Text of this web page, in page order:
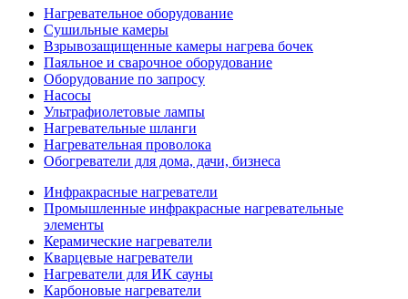
Нагревательное оборудование
Сушильные камеры
Взрывозащищенные камеры нагрева бочек
Паяльное и сварочное оборудование
Оборудование по запросу
Насосы
Ультрафиолетовые лампы
Нагревательные шланги
Нагревательная проволока
Обогреватели для дома, дачи, бизнеса
Инфракрасные нагреватели
Промышленные инфракрасные нагревательные
элементы
Керамические нагреватели
Кварцевые нагреватели
Нагреватели для ИК сауны
Карбоновые нагреватели